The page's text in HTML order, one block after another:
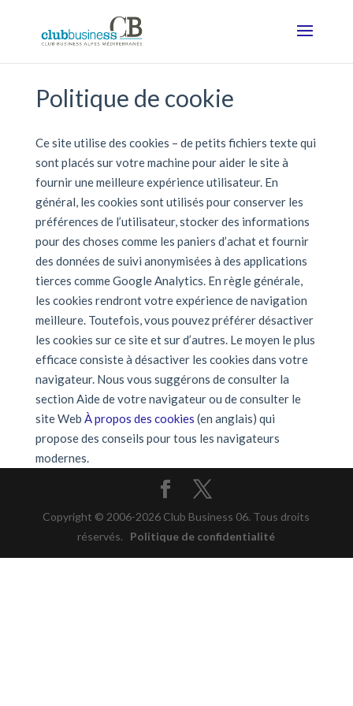
Politique de cookie
Ce site utilise des cookies – de petits fichiers texte qui
sont placés sur votre machine pour aider le site à
fournir une meilleure expérience utilisateur. En
général, les cookies sont utilisés pour conserver les
préférences de l’utilisateur, stocker des informations
pour des choses comme les paniers d’achat et fournir
des données de suivi anonymisées à des applications
tierces comme Google Analytics. En règle générale,
les cookies rendront votre expérience de navigation
meilleure. Toutefois, vous pouvez préférer désactiver
les cookies sur ce site et sur d’autres. Le moyen le plus
efficace consiste à désactiver les cookies dans votre
navigateur. Nous vous suggérons de consulter la
section Aide de votre navigateur ou de consulter le
site Web À propos des cookies (en anglais) qui
propose des conseils pour tous les navigateurs
modernes.
Copyright © 2006-2026 Club Business 06. Tous droits
réservés. Politique de confidentialité